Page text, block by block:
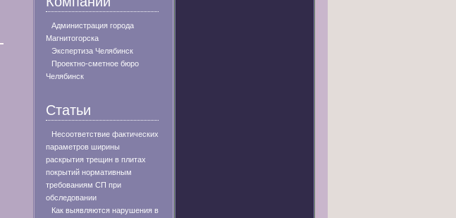
Администрация города
Магнитогорска
Экспертиза Челябинск
Проектно-сметное бюро
Челябинск
Статьи
Несоответствие фактических
параметров ширины
раскрытия трещин в плитах
покрытий нормативным
требованиям СП при
обследовании
Как выявляются нарушения в